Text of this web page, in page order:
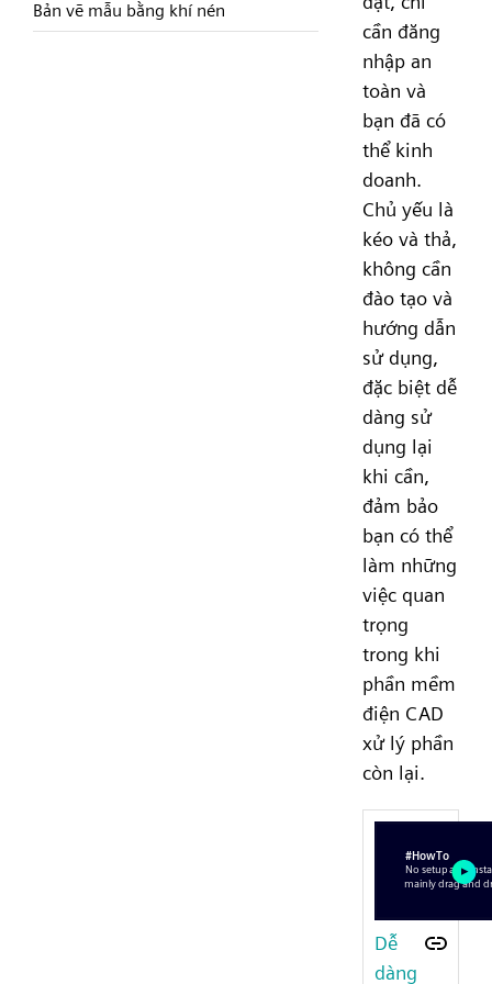
Bản vẽ mẫu bằng khí nén
cần đăng
nhập an
toàn và
bạn đã có
thể kinh
doanh.
Chủ yếu là
kéo và thả,
không cần
đào tạo và
hướng dẫn
sử dụng,
đặc biệt dễ
dàng sử
dụng lại
khi cần,
đảm bảo
bạn có thể
làm những
việc quan
trọng
trong khi
phần mềm
điện CAD
xử lý phần
còn lại.
Dễ
dàng